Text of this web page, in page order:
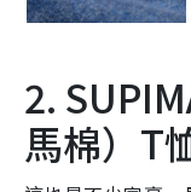
2.
馬棉）T